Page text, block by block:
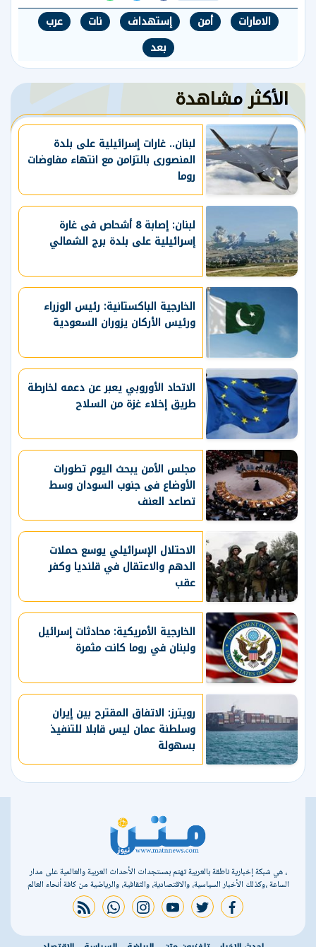
الامارات أمن إستهداف نات
عرب
بعد
الأكثر مشاهدة
لبنان.. غارات إسرائيلية على بلدة
المنصورى بالتزامن مع انتهاء مفاوضات
روما
لبنان: إصابة 8 أشحاص فى غارة
إسرائيلية على بلدة برج الشمالي
الخارجية الباكستانية: رئيس الوزراء
ورئيس الأركان يزوران السعودية
الاتحاد الأوروبي يعبر عن دعمه لخارطة
طريق إخلاء غزة من السلاح
مجلس الأمن يبحث اليوم تطورات
الأوضاع فى جنوب السودان وسط
تصاعد العنف
الاحتلال الإسرائيلي يوسع حملات
الدهم والاعتقال في قلنديا وكفر
عقب
الخارجية الأمريكية: محادثات إسرائيل
ولبنان في روما كانت مثمرة
رويترز: الاتفاق المقترح بين إيران
وسلطنة عمان ليس قابلا للتنفيذ
بسهولة
، هي شبكة إخبارية ناطقة بالعربية تهتم بمستجدات الأحداث العربية والعالمية على مدار
الساعة ،وكذلك الأخبار السياسية، والاقتصادية، والثقافية، والرياضية من كافة أنحاء العالم
facebook
twitter
youtube
instagram
whatsapp
rss feed